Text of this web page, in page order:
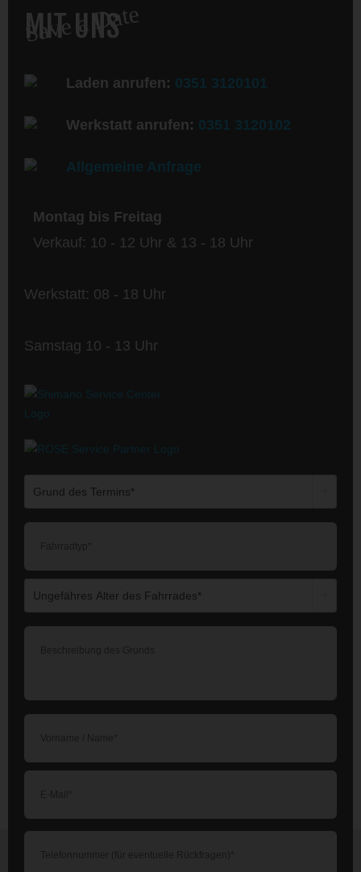
Save a Date
MIT UNS
Laden anrufen: 0351 3120101
Werkstatt anrufen: 0351 3120102
Allgemeine Anfrage
Montag bis Freitag
Verkauf: 10 - 12 Uhr & 13 - 18 Uhr
Werkstatt: 08 - 18 Uhr
Samstag 10 - 13 Uhr